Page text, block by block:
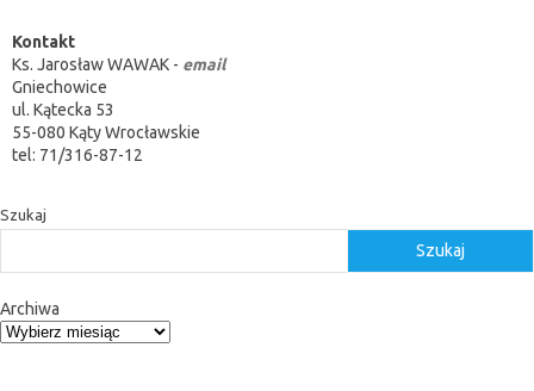
Kontakt
Ks. Jarosław WAWAK - email
Gniechowice
ul. Kątecka 53
55-080 Kąty Wrocławskie
tel: 71/316-87-12
Szukaj
Szukaj
Archiwa